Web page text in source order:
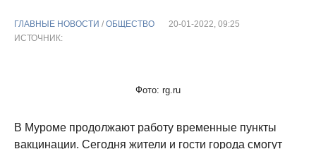
ГЛАВНЫЕ НОВОСТИ / ОБЩЕСТВО
20-01-2022, 09:25
ИСТОЧНИК:
Фото: rg.ru
В Муроме продолжают работу временные пункты
вакцинации. Сегодня жители и гости города смогут